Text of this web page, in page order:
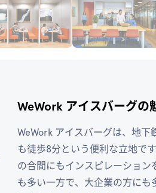
WeWork アイスバーグの
WeWork アイスバーグは、地
も徒歩8分という便利な立地で
の合間にもインスピレーショ
も多い一方で、大企業の方に